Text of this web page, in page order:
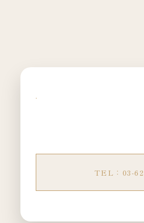
TEL：03-